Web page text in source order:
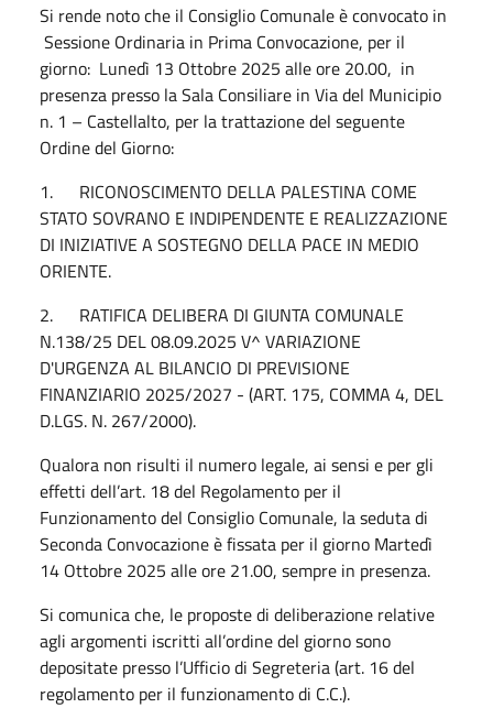
Si rende noto che il Consiglio Comunale è convocato in
Sessione Ordinaria in Prima Convocazione, per il
giorno: Lunedì 13 Ottobre 2025 alle ore 20.00, in
presenza presso la Sala Consiliare in Via del Municipio
n. 1 – Castellalto, per la trattazione del seguente
Ordine del Giorno:
1. RICONOSCIMENTO DELLA PALESTINA COME
STATO SOVRANO E INDIPENDENTE E REALIZZAZIONE
DI INIZIATIVE A SOSTEGNO DELLA PACE IN MEDIO
ORIENTE.
2. RATIFICA DELIBERA DI GIUNTA COMUNALE
N.138/25 DEL 08.09.2025 V^ VARIAZIONE
D'URGENZA AL BILANCIO DI PREVISIONE
FINANZIARIO 2025/2027 - (ART. 175, COMMA 4, DEL
D.LGS. N. 267/2000).
Qualora non risulti il numero legale, ai sensi e per gli
effetti dell’art. 18 del Regolamento per il
Funzionamento del Consiglio Comunale, la seduta di
Seconda Convocazione è fissata per il giorno Martedì
14 Ottobre 2025 alle ore 21.00, sempre in presenza.
Si comunica che, le proposte di deliberazione relative
agli argomenti iscritti all’ordine del giorno sono
depositate presso l’Ufficio di Segreteria (art. 16 del
regolamento per il funzionamento di C.C.).